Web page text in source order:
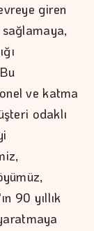
giren
sağlamaya,
ve katma
odaklı
90 yıllık